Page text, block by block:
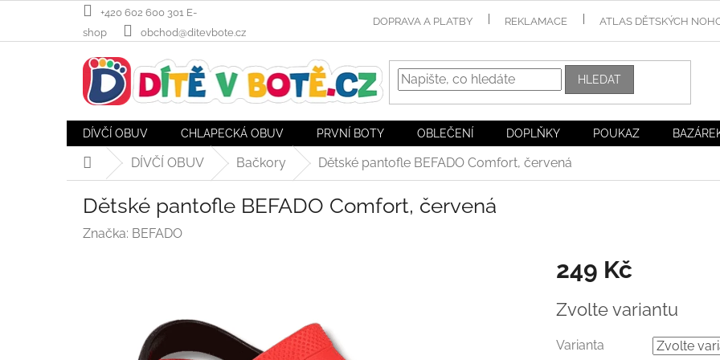
obsah
+420 602 600 301 E-
shop
obchod@ditevbote.cz
DOPRAVA A PLATBY REKLAMACE ATLAS DĚTSKÝCH
HLEDAT
DÍVČÍ OBUV CHLAPECKÁ OBUV PRVNÍ BOTY OBLEČENÍ DOPLŇKY POUKAZ
DomůDÍVČÍ OBUV Bačkory Dětské pantofle BEFADO Comfort, červená
Dětské pantofle BEFADO Comfort, červená
Značka: BEFADO
249 Kč
cena:
Zvolte variantu
Varianta